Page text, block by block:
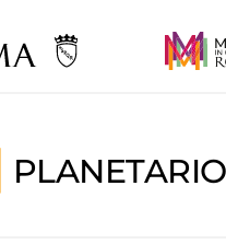
PLANETARIO